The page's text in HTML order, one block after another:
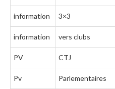
information 3×3
information vers clubs
PV CTJ
Pv Parlementaires